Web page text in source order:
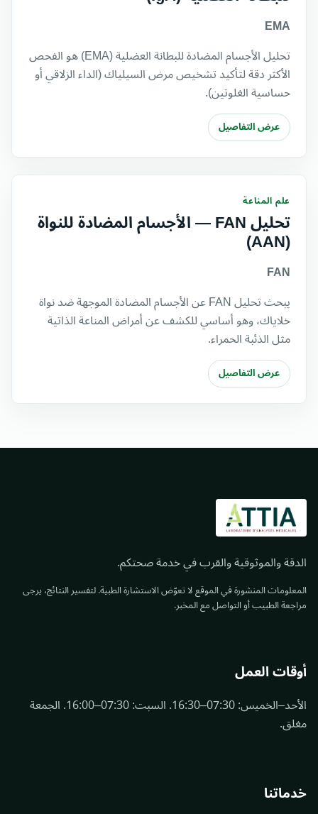
EMA
تحليل الأجسام المضادة للبطانة العضلية (EMA) هو الفحص
الأكثر دقة لتأكيد تشخيص مرض السيلياك (الداء الزلاقي أو
حساسية الغلوتين).
عرض التفاصيل
علم المناعة
تحليل FAN — الأجسام المضادة للنواة
(AAN)
FAN
يبحث تحليل FAN عن الأجسام المضادة الموجهة ضد نواة
خلاياك، وهو أساسي للكشف عن أمراض المناعة الذاتية
مثل الذئبة الحمراء.
عرض التفاصيل
الدقة والموثوقية والقرب في خدمة صحتكم.
المعلومات المنشورة في الموقع لا تعوّض الاستشارة الطبية. لتفسير النتائج، يرجى
مراجعة الطبيب أو التواصل مع المخبر.
أوقات العمل
الأحد–الخميس: 07:30–16:30. السبت: 07:30–16:00. الجمعة
مغلق.
خدماتنا